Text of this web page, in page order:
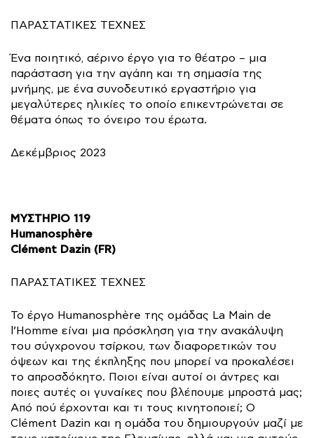
ΠΑΡΑΣΤΑΤΙΚΕΣ ΤΕΧΝΕΣ
Ένα ποιητικό, αέρινο έργο για το θέατρο – μια
παράσταση για την αγάπη και τη σημασία της
μνήμης, με ένα συνοδευτικό εργαστήριο για
μεγαλύτερες ηλικίες το οποίο επικεντρώνεται σε
θέματα όπως το όνειρο του έρωτα.
Δεκέμβριος 2023
ΜΥΣΤΗΡΙΟ 119
Humanosphère
Clément Dazin (FR)
ΠΑΡΑΣΤΑΤΙΚΕΣ ΤΕΧΝΕΣ
Το έργο Humanosphère της ομάδας La Main de
l’Homme είναι μια πρόσκληση για την ανακάλυψη
του σύγχρονου τσίρκου, των διαφορετικών του
όψεων και της έκπληξης που μπορεί να προκαλέσει
το απροσδόκητο. Ποιοι είναι αυτοί οι άντρες και
ποιες αυτές οι γυναίκες που βλέπουμε μπροστά μας;
Από πού έρχονται και τι τους κινητοποιεί; Ο
Clément Dazin και η ομάδα του δημιουργούν μαζί με